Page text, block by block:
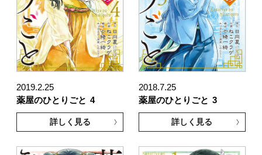
2019.2.25
薬屋のひとりごと 4
詳しく見る
2018.7.25
薬屋のひとりごと 3
詳しく見る